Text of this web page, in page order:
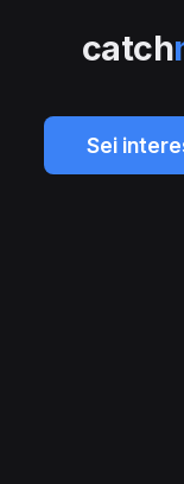
catch
Sei